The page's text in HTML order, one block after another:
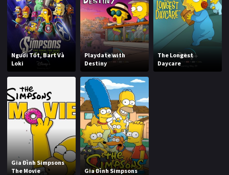
Người Tốt, Bart Và
Loki
Playdate with
Destiny
The Longest
Daycare
Gia Đình Simpsons
The Movie
Gia Đình Simpsons